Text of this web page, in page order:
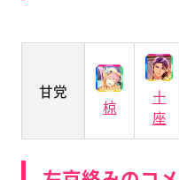
甘党
椋
十
座